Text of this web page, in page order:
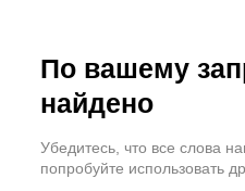
По вашему
найдено
Убедитесь, что все слова
попробуйте использовать